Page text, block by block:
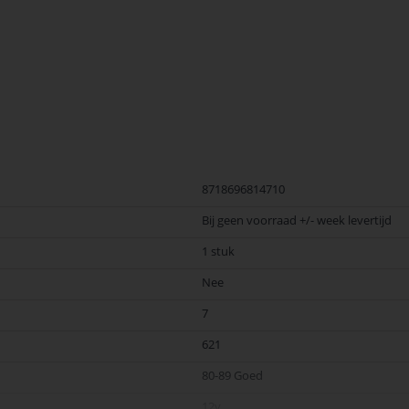
8718696814710
Bij geen voorraad +/- week levertijd
1 stuk
Nee
7
621
80-89 Goed